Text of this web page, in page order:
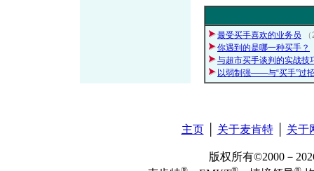
最受买手喜欢的业务员
你遇到的是哪一种买手？
与超市买手谈判的实战技
以弱制强——与“买手”过
主页│ 关于麦肯特│ 关于
版权所有©2000－